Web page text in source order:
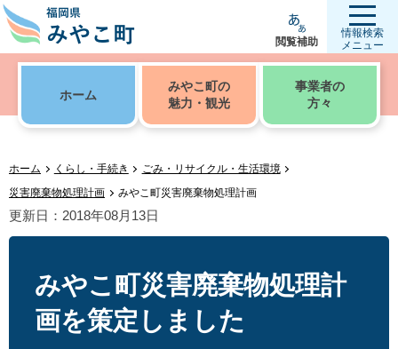
閲覧補助
情報検索
メニュー
ホーム
みやこ町の
魅力・観光
事業者の
方々
ホーム くらし・手続き
ごみ・リサイクル・生活環境
災害廃棄物処理計画
みやこ町災害廃棄物処理計画
更新日：2018年08月13日
みやこ町災害廃棄物処理計
画を策定しました